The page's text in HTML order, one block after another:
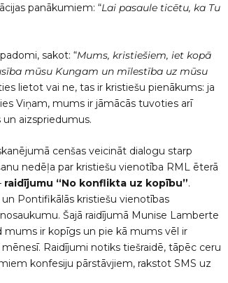
panākumiem: “Lai pasaule ticētu, ka Tu
sakot: “Mums, kristiešiem, iet kopā
mūsu Kungam un mīlestība uz mūsu
lietot vai ne, tas ir kristiešu pienākums: ja
Viņam, mums ir jāmācās tuvoties arī
aizspriedumus.
cenšas veicināt dialogu starp
nedēļa par kristiešu vienotība RML ēterā
raidījumu “No konflikta uz kopību”.
Pontifikālās kristiešu vienotības
Šajā raidījumā Munise Lamberte
mums ir kopīgs un pie kā mums vēl ir
Raidījumi notiks tiešraidē, tāpēc ceru
konfesiju pārstāvjiem, rakstot SMS uz